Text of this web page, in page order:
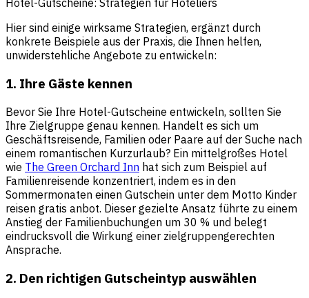
Hotel-Gutscheine: Strategien für Hoteliers
Hier sind einige wirksame Strategien, ergänzt durch
konkrete Beispiele aus der Praxis, die Ihnen helfen,
unwiderstehliche Angebote zu entwickeln:
1. Ihre Gäste kennen
Bevor Sie Ihre Hotel-Gutscheine entwickeln, sollten Sie
Ihre Zielgruppe genau kennen. Handelt es sich um
Geschäftsreisende, Familien oder Paare auf der Suche nach
einem romantischen Kurzurlaub? Ein mittelgroßes Hotel
wie The Green Orchard Inn hat sich zum Beispiel auf
Familienreisende konzentriert, indem es in den
Sommermonaten einen Gutschein unter dem Motto Kinder
reisen gratis anbot. Dieser gezielte Ansatz führte zu einem
Anstieg der Familienbuchungen um 30 % und belegt
eindrucksvoll die Wirkung einer zielgruppengerechten
Ansprache.
2. Den richtigen Gutscheintyp auswählen